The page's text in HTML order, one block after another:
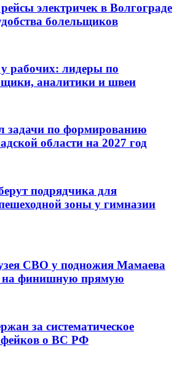
электричек в Волгограде
болельщиков
рабочих: лидеры по
аналитики и швеи
задачи по формированию
области на 2027 год
подрядчика для
зоны у гимназии
СВО у подножия Мамаева
на финишную прямую
за систематическое
фейков о ВС РФ